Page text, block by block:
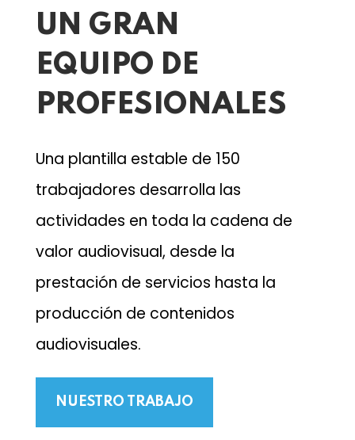
UN GRAN
EQUIPO DE
PROFESIONALES
Una plantilla estable de 150
trabajadores desarrolla las
actividades en toda la cadena de
valor audiovisual, desde la
prestación de servicios hasta la
producción de contenidos
audiovisuales.
NUESTRO TRABAJO